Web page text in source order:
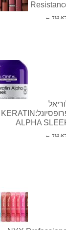
עוד ←
פרופסיונל:KERATIN
ALPHA
עוד ←